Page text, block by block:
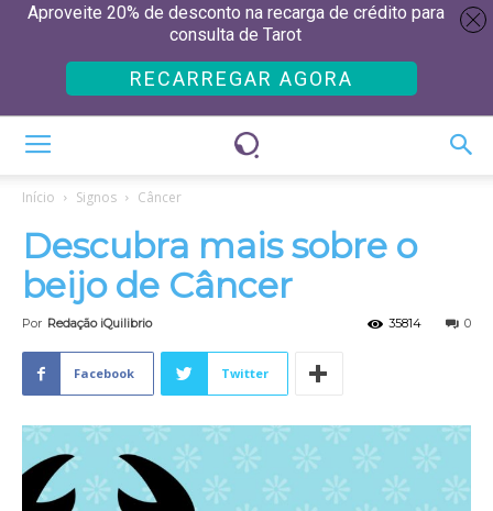
Início Signos Câncer
Descubra mais sobre o
beijo de Câncer
Por Redação iQuilibrio 0
35814
Facebook Twitter
Aproveite 20% de desconto na recarga de crédito para
consulta de Tarot
RECARREGAR AGORA